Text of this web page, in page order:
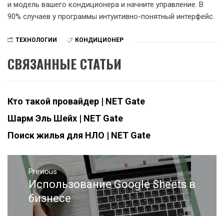
и модель вашего кондиционера и начните управление. В
90% случаев у программы интуитивно-понятный интерфейс.
ТЕХНОЛОГИИ КОНДИЦИОНЕР
СВЯЗАННЫЕ СТАТЬИ
Кто такой провайдер | NET Gate
Шарм Эль Шейх | NET Gate
Поиск жилья для НЛО | NET Gate
Навигация
записям
Previous
Previous
post:
Использование Google Sheets в
бизнесе